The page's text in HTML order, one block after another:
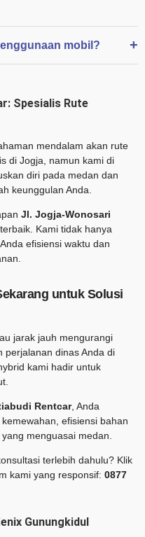
mobil?
Spesialis Rute
mendalam akan rute
di Jogja, namun kami di
diri pada medan dan
keunggulan Anda.
Jl. Jogja-Wonosari
Kami tidak hanya
efisiensi waktu dan
untuk Solusi
jarak jauh mengurangi
perjalanan dinas Anda di
kami hadir untuk
Rentcar, Anda
efisiensi bahan
menguasai medan.
terlebih dahulu? Klik
kami yang responsif: 0877
Gunungkidul